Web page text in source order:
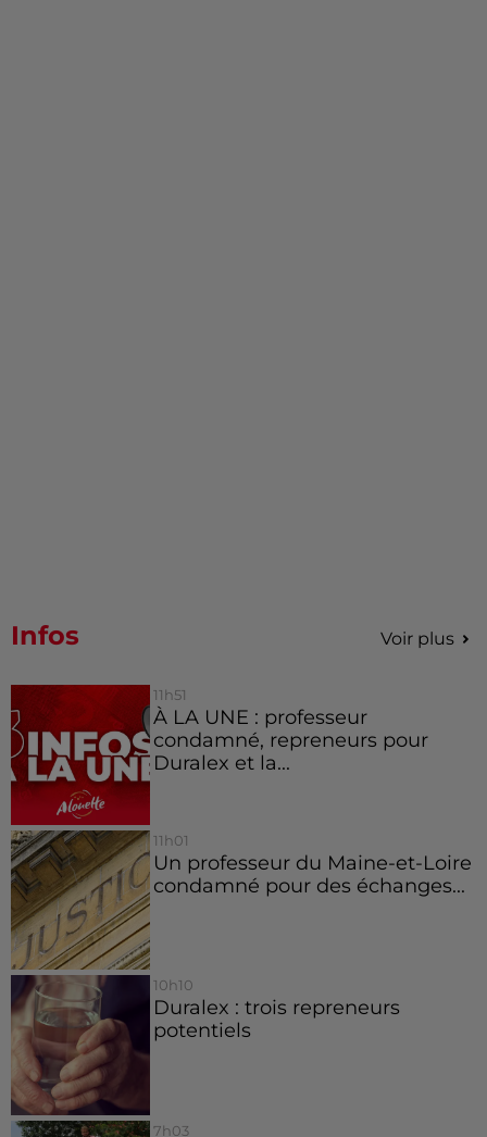
Infos Voir plus
11h51
À LA UNE : professeur
condamné, repreneurs pour
Duralex et la...
11h01
Un professeur du Maine-et-Loire
condamné pour des échanges...
10h10
Duralex : trois repreneurs
potentiels
7h03